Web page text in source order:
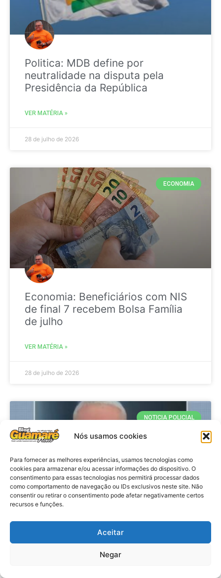
Nós usamos cookies
Para fornecer as melhores experiências, usamos tecnologias como
cookies para armazenar e/ou acessar informações do dispositivo. O
consentimento para essas tecnologias nos permitirá processar dados
como comportamento de navegação ou IDs exclusivos neste site. Não
consentir ou retirar o consentimento pode afetar negativamente certos
recursos e funções.
Aceitar
Negar
Politica: MDB define por
neutralidade na disputa pela
Presidência da República
VER MATÉRIA »
28 de julho de 2026
ECONOMIA
Economia: Beneficiários com NIS
de final 7 recebem Bolsa Família
de julho
VER MATÉRIA »
28 de julho de 2026
NOTICIA POLICIAL
Policia: Suspeito de matar homem
em hotel de João Pessoa se
apresenta à polícia em Caicó